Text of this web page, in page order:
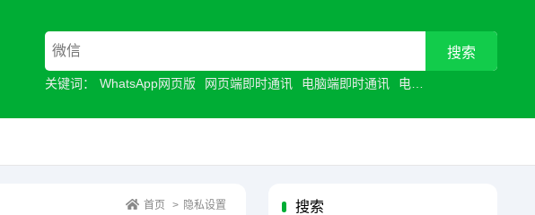
关键词： WhatsApp网页版 网页端即时通讯 电脑端即时通讯 电脑聊天工具
搜索
首页 > 隐私设置